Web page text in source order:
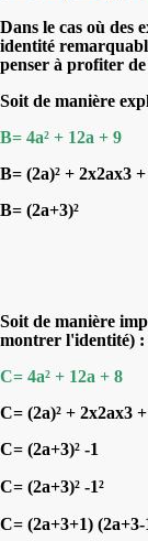
Dans le cas où des
identité
penser à profiter
Soit de manière
B= 4a² + 12a + 9
B= (2a)² + 2x2ax3 +
B= (2a+3)²
Soit de manière
montrer l'identité) :
C= 4a² + 12a + 8
C= (2a)² + 2x2ax3 +
C=
C= (2a+3)² -1
C= (2a+3+1)